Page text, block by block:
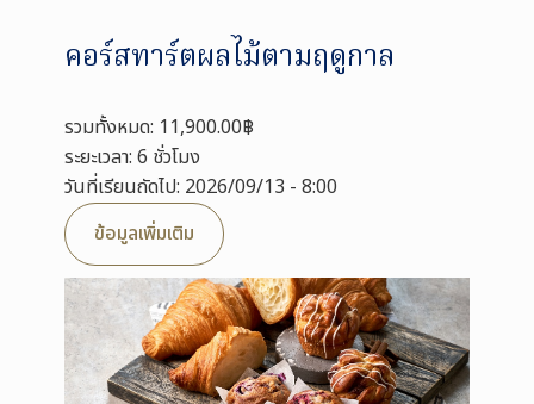
คอร์สทาร์ตผลไม้ตามฤดูกาล
รวมทั้งหมด: 11,900.00฿
ระยะเวลา: 6 ชั่วโมง
วันที่เรียนถัดไป: 2026/09/13 - 8:00
ข้อมูลเพิ่มเติม